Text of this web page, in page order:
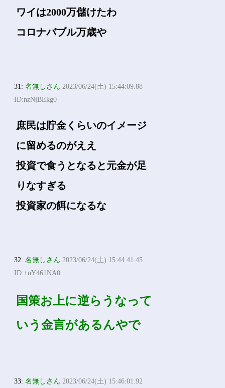
ワイは2000万儲けたわ
コロナバブル万歳や
31:名無しさん 2023/06/24(土) 15:44:09.88
ID:nzNjBEkg0
庶民は貯金くらいのイメージ
に留めるのがええ
投資で食うとなると元金が足
りなすぎる
投資家の餌になるな
32:名無しさん 2023/06/24(土) 15:44:41.45
ID:+nY461NA0
国策お上に逆らうなって
いう金言があるんやで
33:名無しさん 2023/06/24(土) 15:46:01.92